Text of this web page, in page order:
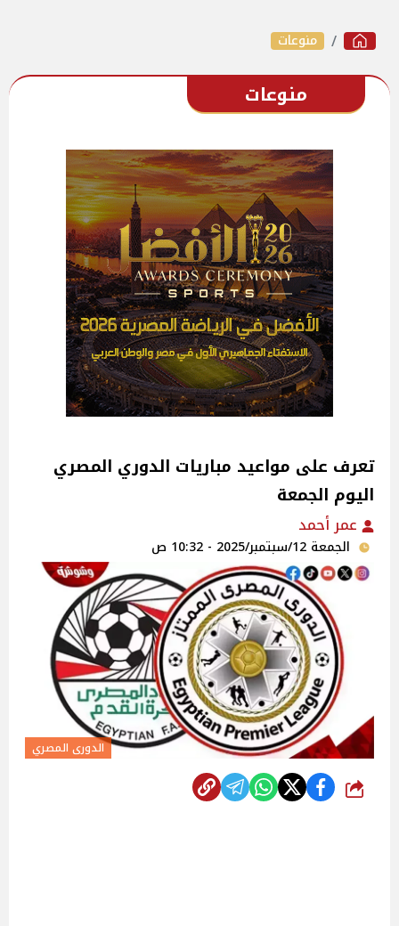
منوعات
منوعات
تعرف على مواعيد مباريات الدوري المصري
اليوم الجمعة
عمر أحمد
الجمعة 12/سبتمبر/2025 - 10:32 ص
الدورى المصري
شارك